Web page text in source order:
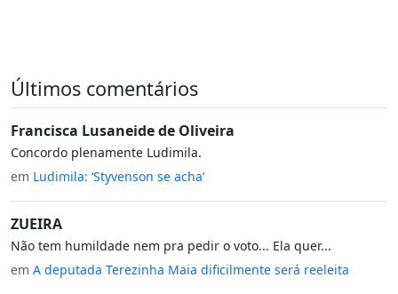
Últimos comentários
Francisca Lusaneide de Oliveira
Concordo plenamente Ludimila.
em Ludimila: ‘Styvenson se acha’
ZUEIRA
Não tem humildade nem pra pedir o voto... Ela quer...
em A deputada Terezinha Maia dificilmente será reeleita